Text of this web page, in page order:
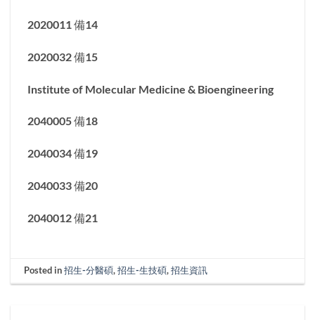
2020011 備14
2020032 備15
Institute of Molecular Medicine & Bioengineering
2040005 備18
2040034 備19
2040033 備20
2040012 備21
Posted in招生-分醫碩,招生-生技碩,招生資訊